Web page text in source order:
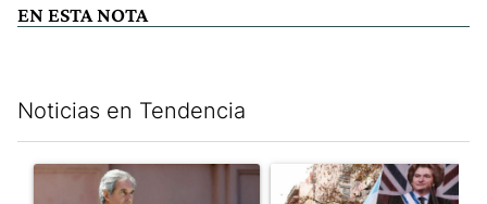
EN ESTA NOTA
Noticias en Tendencia
Un artículo de tendencia con el título "Las inconsistencias de
Un artículo de tendencia